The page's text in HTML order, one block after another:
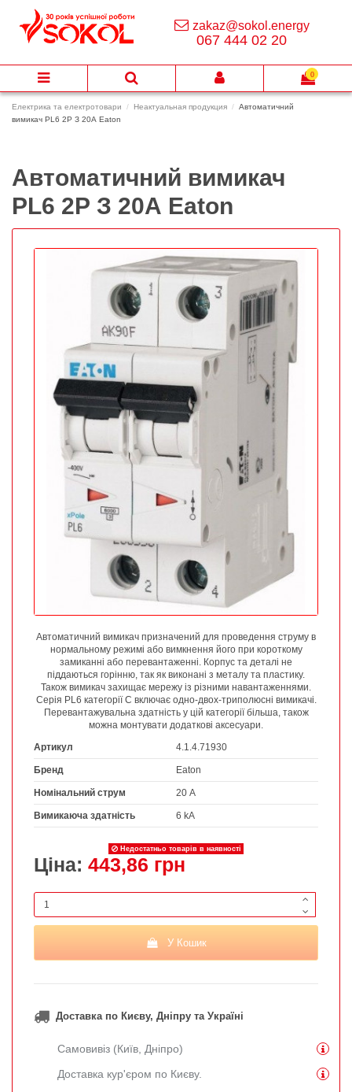
Електрика та електротовари Неактуальная продукция
Автоматичний
вимикач PL6 2Р З 20А Eaton
Автоматичний вимикач
PL6 2Р З 20А Eaton
Автоматичний вимикач призначений для проведення струму в
нормальному режимі або вимкнення його при короткому
замиканні або перевантаженні. Корпус та деталі не
піддаються горінню, так як виконані з металу та пластику.
Також вимикач захищає мережу із різними навантаженнями.
Серія PL6 категорії С включає одно-двох-триполюсні вимикачі.
Перевантажувальна здатність у цій категорії більша, також
можна монтувати додаткові аксесуари.
Артикул
4.1.4.71930
Бренд Eaton
Номінальний струм 20 А
Вимикаюча здатність 6 kA
Недостатньо товарів в наявності
Ціна: 443,86 грн
У Кошик
Доставка по Києву, Дніпру та Україні
Самовивіз (Київ, Дніпро)
Доставка кур'єром по Києву.
zakaz@sokol.energy
067 444 02 20
0